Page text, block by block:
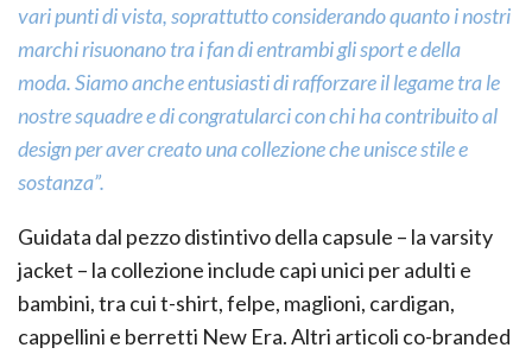
vari punti di vista, soprattutto considerando quanto i nostri
marchi risuonano tra i fan di entrambi gli sport e della
moda. Siamo anche entusiasti di rafforzare il legame tra le
nostre squadre e di congratularci con chi ha contribuito al
design per aver creato una collezione che unisce stile e
sostanza”.
Guidata dal pezzo distintivo della capsule – la varsity
jacket – la collezione include capi unici per adulti e
bambini, tra cui t-shirt, felpe, maglioni, cardigan,
cappellini e berretti New Era. Altri articoli co-branded